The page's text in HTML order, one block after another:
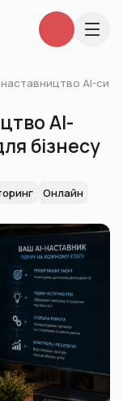
наставництво AI-
AI-
бізнесу
Онлайн